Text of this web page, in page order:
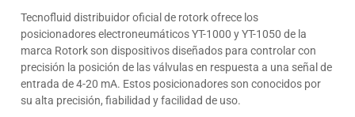
Tecnofluid distribuidor oficial de rotork ofrece los
posicionadores electroneumáticos YT-1000 y YT-1050 de la
marca Rotork son dispositivos diseñados para controlar con
precisión la posición de las válvulas en respuesta a una señal de
entrada de 4-20 mA. Estos posicionadores son conocidos por
su alta precisión, fiabilidad y facilidad de uso.